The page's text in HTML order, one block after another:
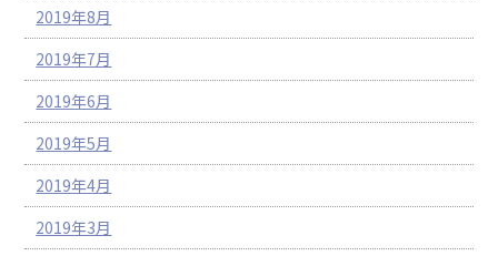
2019年8月
2019年7月
2019年6月
2019年5月
2019年4月
2019年3月